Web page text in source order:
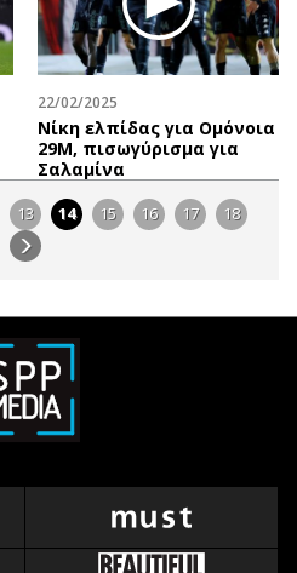
22/02/2025
Νίκη ελπίδας για Ομόνοια
29Μ, πισωγύρισμα για
Σαλαμίνα
13 14 15 16 17 18